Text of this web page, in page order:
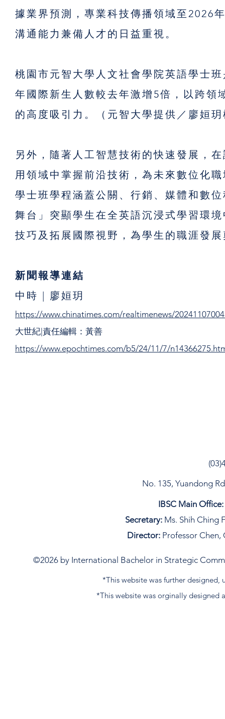
據業界預測，專業科技傳播領域至2026
溝通能力兼備人才的日益重視。
桃園市元智大學人文社會學院英語學士
年國際新生人數較去年激增5倍，以跨領
的高度吸引力。（元智大學提供／廖姮
另外，隨著人工智慧技術的快速發展，
用領域中掌握前沿技術，為未來數位化
學士班學程涵蓋公關、行銷、媒體和數
舞台」突顯學生在全英語沉浸式學習環
技巧及拓展國際視野，為學生的職涯發
新聞報導連結
中時 | 廖姮玥
https://www.chinatimes.com/realtimenews/
大世紀|責任編輯：黃善
https://www.epochtimes.com/b5/24/11/7/
No. 135, Yuandong
IBSC Main Office:
Secretary: Ms. Shih Ching
Director: Professor Chen,
©2026 by International Bachelor in Strategic
*This website was further designed,
*This website was orginally designed